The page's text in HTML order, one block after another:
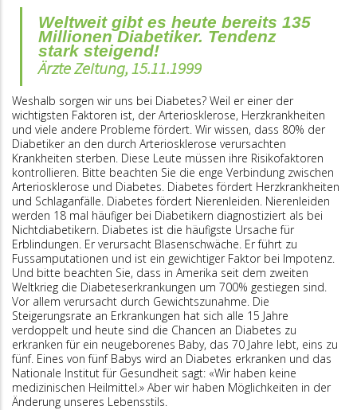
Weltweit gibt es heute bereits 135
Millionen Diabetiker. Tendenz
stark steigend!
Ärzte Zeitung, 15.11.1999
Weshalb sorgen wir uns bei Diabetes? Weil er einer der
wichtigsten Faktoren ist, der Arteriosklerose, Herzkrankheiten
und viele andere Probleme fördert. Wir wissen, dass 80% der
Diabetiker an den durch Arteriosklerose verursachten
Krankheiten sterben. Diese Leute müssen ihre Risikofaktoren
kontrollieren. Bitte beachten Sie die enge Verbindung zwischen
Arteriosklerose und Diabetes. Diabetes fördert Herzkrankheiten
und Schlaganfälle. Diabetes fördert Nierenleiden. Nierenleiden
werden 18 mal häufiger bei Diabetikern diagnostiziert als bei
Nichtdiabetikern. Diabetes ist die häufigste Ursache für
Erblindungen. Er verursacht Blasenschwäche. Er führt zu
Fussamputationen und ist ein gewichtiger Faktor bei Impotenz.
Und bitte beachten Sie, dass in Amerika seit dem zweiten
Weltkrieg die Diabeteserkrankungen um 700% gestiegen sind.
Vor allem verursacht durch Gewichtszunahme. Die
Steigerungsrate an Erkrankungen hat sich alle 15 Jahre
verdoppelt und heute sind die Chancen an Diabetes zu
erkranken für ein neugeborenes Baby, das 70 Jahre lebt, eins zu
fünf. Eines von fünf Babys wird an Diabetes erkranken und das
Nationale Institut für Gesundheit sagt: «Wir haben keine
medizinischen Heilmittel.» Aber wir haben Möglichkeiten in der
Änderung unseres Lebensstils.